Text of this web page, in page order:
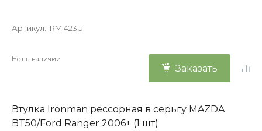
Артикул: IRM 423U
Нет в наличии
Заказать
Втулка Ironman рессорная в серьгу MAZDA
BT50/Ford Ranger 2006+ (1 шт)